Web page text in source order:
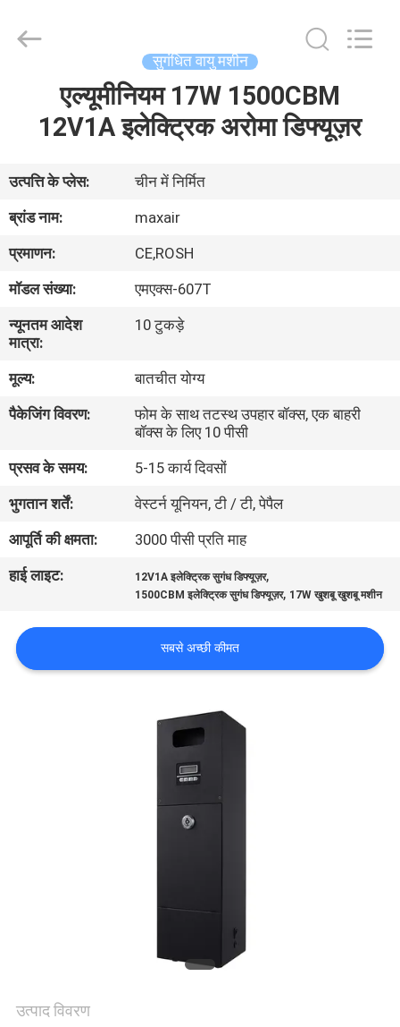
हमारे
बारे
कारखाना
गुणवत्ता
नियंत्रण
संपर्क
करें
उद्धरण
का
सुगंधित वायु मशीन
एल्यूमीनियम 17W 1500CBM
12V1A इलेक्ट्रिक अरोमा डिफ्यूज़र
उत्पत्ति के प्लेस:
चीन में निर्मित
ब्रांड नाम:
maxair
प्रमाणन:
CE,ROSH
मॉडल संख्या:
एमएक्स-607T
न्यूनतम आदेश
मात्रा:
10 टुकड़े
मूल्य:
बातचीत योग्य
पैकेजिंग विवरण:
फोम के साथ तटस्थ उपहार बॉक्स, एक बाहरी
बॉक्स के लिए 10 पीसी
प्रसव के समय:
5-15 कार्य दिवसों
भुगतान शर्तें:
वेस्टर्न यूनियन, टी / टी, पेपैल
आपूर्ति की क्षमता:
3000 पीसी प्रति माह
हाई लाइट:
12V1A इलेक्ट्रिक सुगंध डिफ्यूज़र,
1500CBM इलेक्ट्रिक सुगंध डिफ्यूज़र, 17W खुशबू खुशबू मशीन
सबसे अच्छी कीमत
उत्पाद विवरण